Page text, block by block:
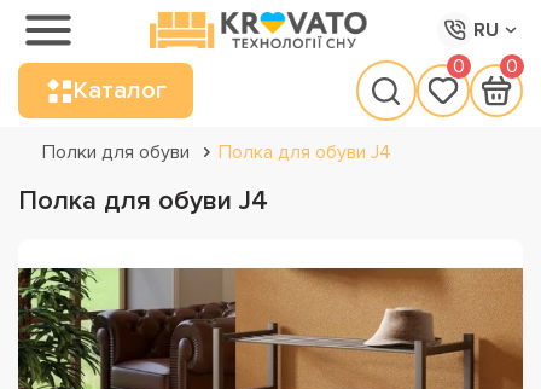
RU
Каталог
0 0
Полки для обуви Полка для обуви J4
Полка для обуви J4